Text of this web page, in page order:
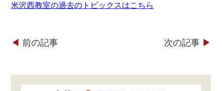
米沢西教室の過去のトピックスはこちら
◀︎ 前の記事 次の記事 ▶︎